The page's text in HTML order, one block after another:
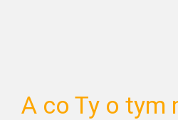
A co Ty o tym